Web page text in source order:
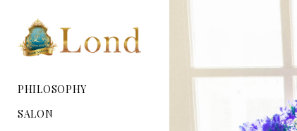
PHILOSOPHY
SALON